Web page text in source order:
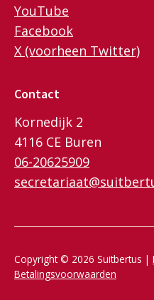
YouTube
Facebook
X (voorheen Twitter)
Contact
Kornedijk 2
4116 CE Buren
06-20625909
Copyright © 2026 Suitbertus |
Betalingsvoorwaarden